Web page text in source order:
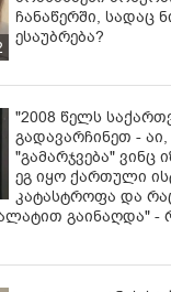
ჩანაწერში, სადაც
ესაუბრება?
"2008 წელს
გადავარჩინეთ -
"გამარჯვება" ვინც
ეგ იყო ქართული
კატასტროფა და
გაინაღდა" -